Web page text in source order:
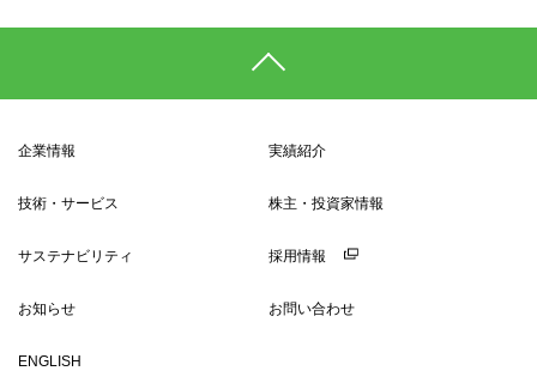
企業情報 実績紹介
技術・サービス 株主・投資家情報
サステナビリティ 採用情報
お知らせ お問い合わせ
ENGLISH